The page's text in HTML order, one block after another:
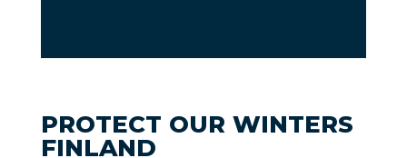
PROTECT OUR WINTERS
FINLAND